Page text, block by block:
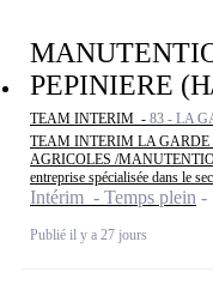
PEPINIERE
TEAM INTERIM - 83 - LA
TEAM INTERIM LA GARDE
AGRICOLES /
entreprise spécialisée dans le
Intérim - Temps plein
Publié il y a 27 jours